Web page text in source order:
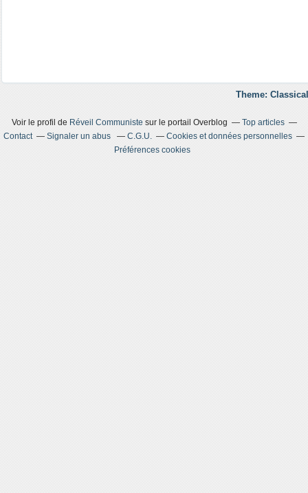
Theme:
Voir le profil de Réveil Communiste sur le portail Overblog
Top articles
Contact
Signaler un abus C.G.U.
Cookies et données personnelles
Préférences cookies